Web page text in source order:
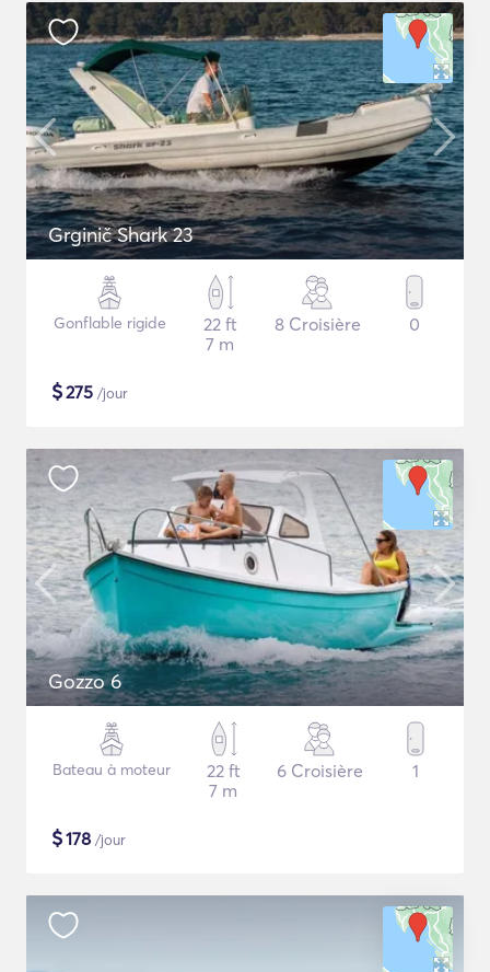
Grginič Shark 23
Gonflable rigide
22 ft
7 m
8 Croisière 0
$275 /jour
Gozzo 6
Bateau à moteur
22 ft
7 m
6 Croisière 1
$178 /jour